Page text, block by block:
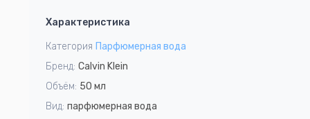
1
Характеристика
Категория Парфюмерная вода
Бренд: Calvin Klein
Объём: 50 мл
Вид: парфюмерная вода